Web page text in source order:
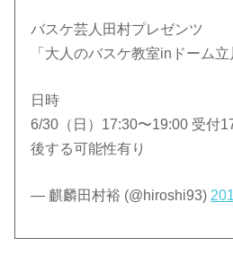
バスケ芸人田村プレゼンツ
「大人のバスケ教室inドーム立
日時
6/30（日）17:30〜19:00 受付
後する可能性有り
— 麒麟田村裕 (@hiroshi93)